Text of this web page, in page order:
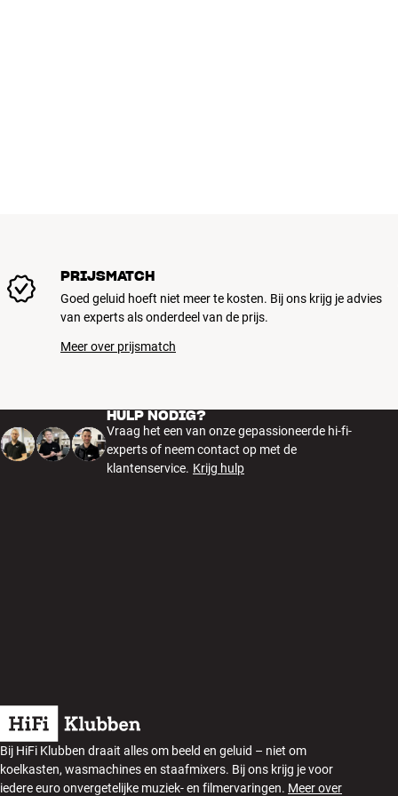
PRIJSMATCH
Goed geluid hoeft niet meer te kosten. Bij ons krijg je advies
van experts als onderdeel van de prijs.
Meer over prijsmatch
HULP NODIG?
Vraag het een van onze gepassioneerde hi-fi-
experts of neem contact op met de
klantenservice. Krijg hulp
Bij HiFi Klubben draait alles om beeld en geluid – niet om
koelkasten, wasmachines en staafmixers. Bij ons krijg je voor
iedere euro onvergetelijke muziek- en filmervaringen. Meer over